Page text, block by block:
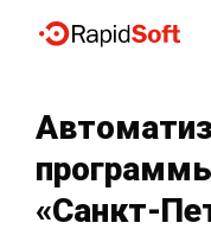
«Санкт-